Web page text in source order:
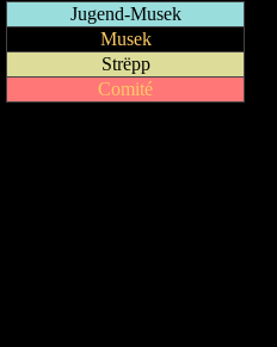
Jugend-Musek
Musek
Strëpp
Comité